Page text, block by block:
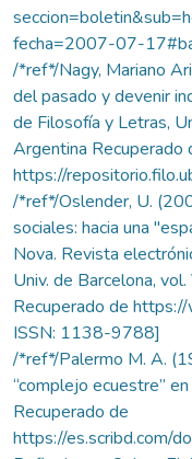
fecha=2007-07-
/*ref*/Nagy, Mariano
del pasado y devenir
de Filosofía y Letras,
Argentina Recuperado
https://
/*ref*/Oslender, U.
sociales: hacia una
Nova. Revista
Univ. de Barcelona,
Recuperado de
ISSN: 1138-9788]
/*ref*/Palermo M. A.
“complejo ecuestre”
Recuperado de
https://